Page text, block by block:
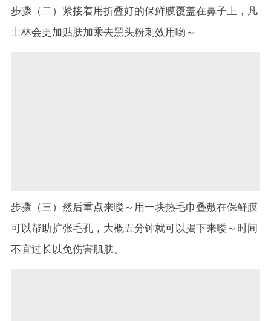
步骤（二）紧接着用折叠好的保鲜膜覆盖在鼻子上，凡
士林会更加贴肤加乘去黑头粉刺效用哟～
步骤（三）然后重点来喽～用一块热毛巾叠敷在保鲜膜
可以帮助扩张毛孔，大概五分钟就可以揭下来喽～时间
不宜过长以免伤害肌肤。